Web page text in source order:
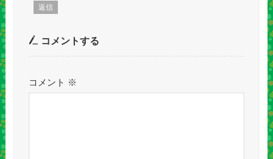
返信
コメントする
コメント ※